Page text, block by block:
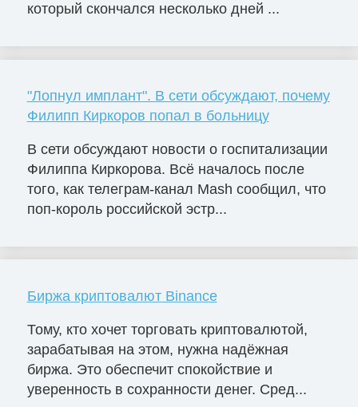
который скончался несколько дней ...
"Лопнул имплант". В сети обсуждают, почему
Филипп Киркоров попал в больницу
В сети обсуждают новости о госпитализации
Филиппа Киркорова. Всё началось после
того, как телеграм-канал Mash сообщил, что
поп-король российской эстр...
Биржа криптовалют Binance
Тому, кто хочет торговать криптовалютой,
зарабатывая на этом, нужна надёжная
биржа. Это обеспечит спокойствие и
уверенность в сохранности денег. Сред...